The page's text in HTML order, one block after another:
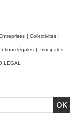
| Collectivités |
légales | Principales
se déplace
civiles, après la